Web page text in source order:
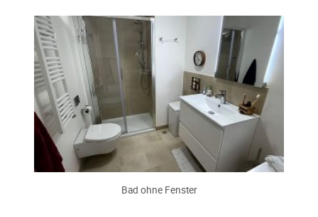
Bad ohne Fenster